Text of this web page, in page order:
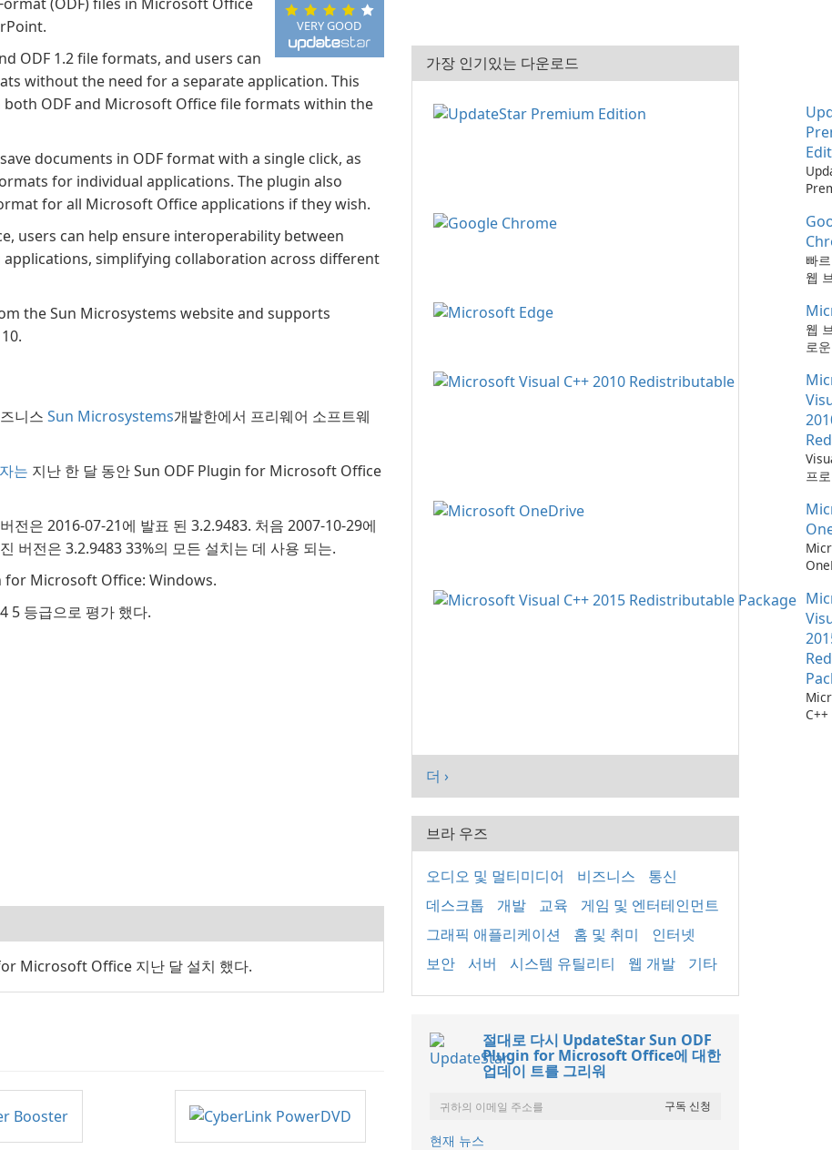
VERY GOOD
ODF 1.2 file formats, and users can
without the need for a separate application. This
ODF and Microsoft Office file formats within the
documents in ODF format with a single click, as
for individual applications. The plugin also
for all Microsoft Office applications if they wish.
users can help ensure interoperability between
simplifying collaboration across different
the Sun Microsystems website and supports
니스 Sun Microsystems개발한에서 프리웨어 소프트웨
는 지난 한 달 동안 Sun ODF Plugin for Microsoft Office
은 2016-07-21에 발표 된 3.2.9483. 처음 2007-10-29에
버전은 3.2.9483 33%의 모든 설치는 데 사용 되는.
for Microsoft Office: Windows.
등급으로 평가 했다.
Microsoft Office 지난 달 설치 했다.
가장 인기있는 다운로드
최
하
때
다!
빠
웹
웹
로
프
소
더 ›
브라 우즈
오디오 및 멀티미디어 비즈니스
통신
데스크톱
개발 교육
게임 및 엔터테인먼트
그래픽 애플리케이션
홈 및 취미
인터넷
보안
서버 시스템 유틸리티 웹 개발 기타
절대로 다시 UpdateStar Sun ODF
Plugin for Microsoft Office에 대한
업데이 트를 그리워
현재 뉴스